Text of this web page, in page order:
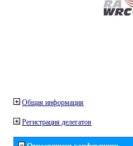
Общая информация
Регистрация делегатов